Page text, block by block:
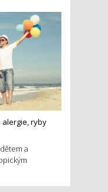
alergie, ryby
a